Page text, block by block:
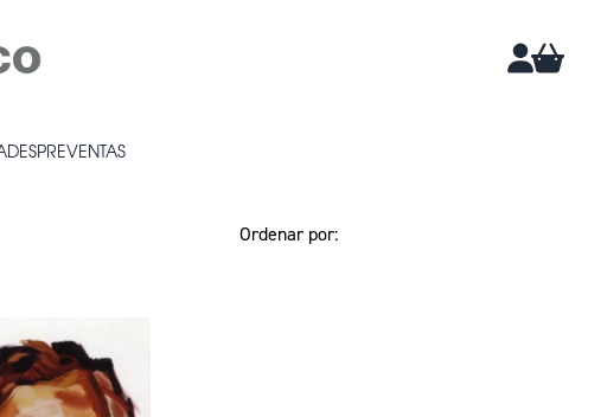
PREVENTAS